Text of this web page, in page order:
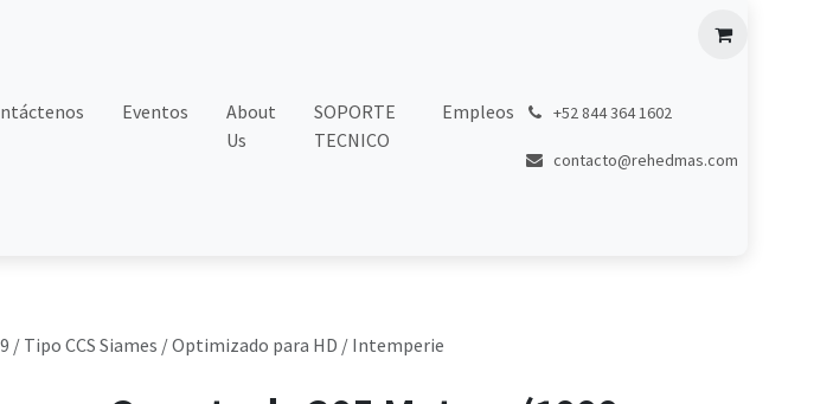
Eventos
About
Us
SOPORTE
TECNICO
Empleos +52 844 364 1602
contacto@rehedmas.com
/ Tipo CCS Siames / Optimizado para HD / Intemperie